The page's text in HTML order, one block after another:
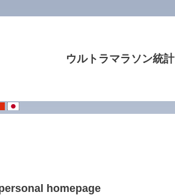
ウルトラマラソン統計
homepage